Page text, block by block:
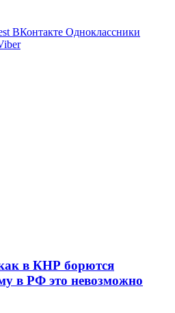
ВКонтакте Одноклассники
в КНР борются
в РФ это невозможно